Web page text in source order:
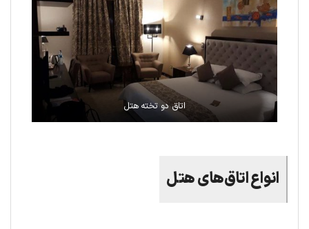
اتاق دو تخته هتل
انواع اتاق‌های هتل